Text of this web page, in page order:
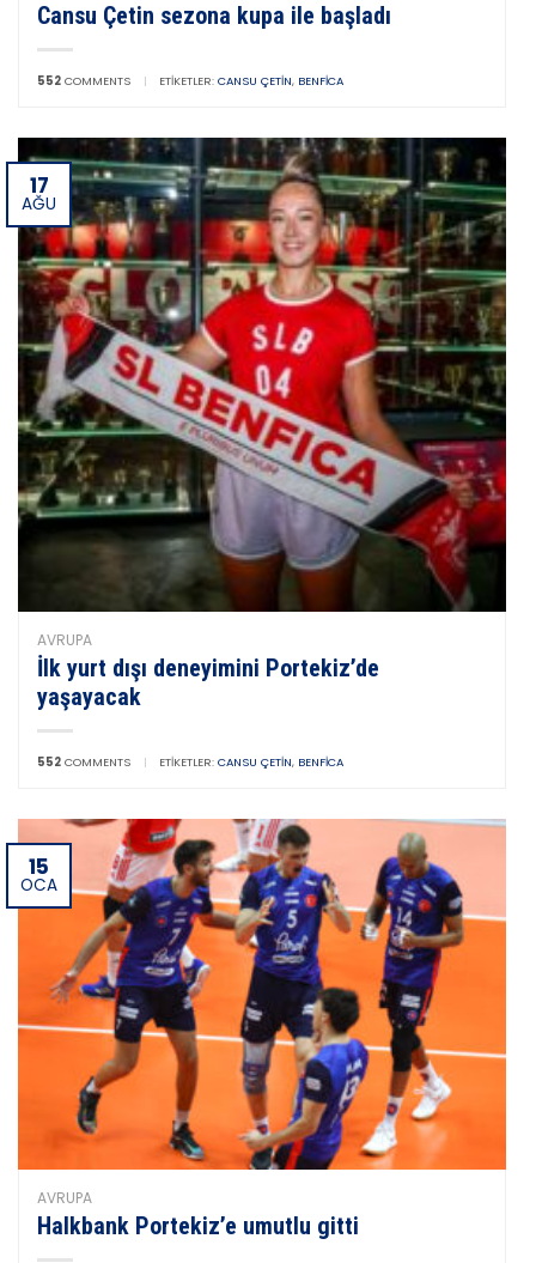
Cansu Çetin sezona kupa ile başladı
552 COMMENTS | ETIKETLER: CANSU ÇETIN, BENFICA
17
AĞU
AVRUPA
İlk yurt dışı deneyimini Portekiz’de
yaşayacak
552 COMMENTS | ETIKETLER: CANSU ÇETIN, BENFICA
15
OCA
AVRUPA
Halkbank Portekiz’e umutlu gitti